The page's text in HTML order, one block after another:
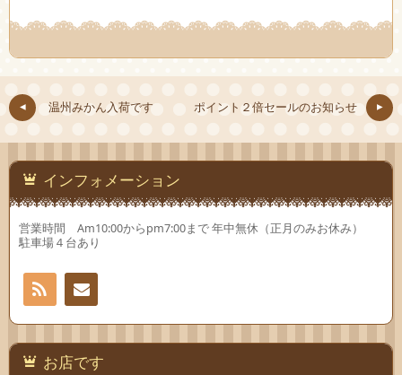
し
て
で
有
し
い
ン
ウ
で
開
き
ま
(新
し
ウ
ン
ウ
で
ま
し
て
で
有
し
い
ン
ウ
で
開
き
ま
温州みかん入荷です ポイント２倍セールのお知らせ
インフォメーション
営業時間 Am10:00からpm7:00まで 年中無休（正月のみお休み）
駐車場４台あり
お問
い合
お店です